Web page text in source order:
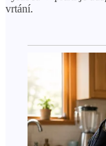
vrtání.